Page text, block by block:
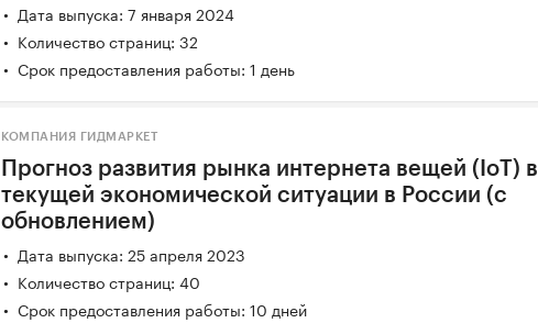
Дата выпуска: 7 января 2024
Количество страниц: 32
Срок предоставления работы: 1 день
КОМПАНИЯ ГИДМАРКЕТ
Прогноз развития рынка интернета вещей (IoT) в
текущей экономической ситуации в России (с
обновлением)
Дата выпуска: 25 апреля 2023
Количество страниц: 40
Срок предоставления работы: 10 дней